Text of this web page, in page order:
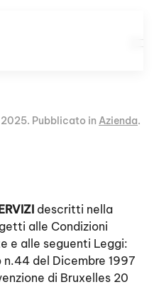
2025. Pubblicato in Azienda.
descritti nella
alle Condizioni
e alle seguenti Leggi:
del Dicembre 1997
di Bruxelles 20